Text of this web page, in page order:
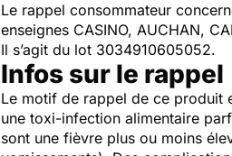
Le rappel consommateur
enseignes CASINO, AUCHAN,
Il s’agit du lot 3034910605052.
Infos sur le rappel
Le motif de rappel de ce produit
une toxi-infection alimentaire
sont une fièvre plus ou moins